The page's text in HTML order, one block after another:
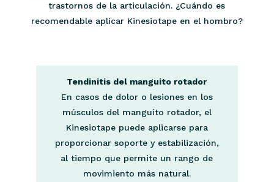
trastornos de la articulación. ¿Cuándo es
recomendable aplicar Kinesiotape en el hombro?
Tendinitis del manguito rotador
En casos de dolor o lesiones en los
músculos del manguito rotador, el
Kinesiotape puede aplicarse para
proporcionar soporte y estabilización,
al tiempo que permite un rango de
movimiento más natural.